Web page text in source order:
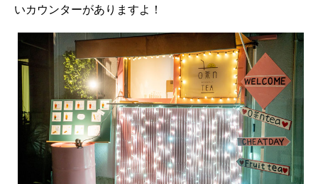
いカウンターがありますよ！